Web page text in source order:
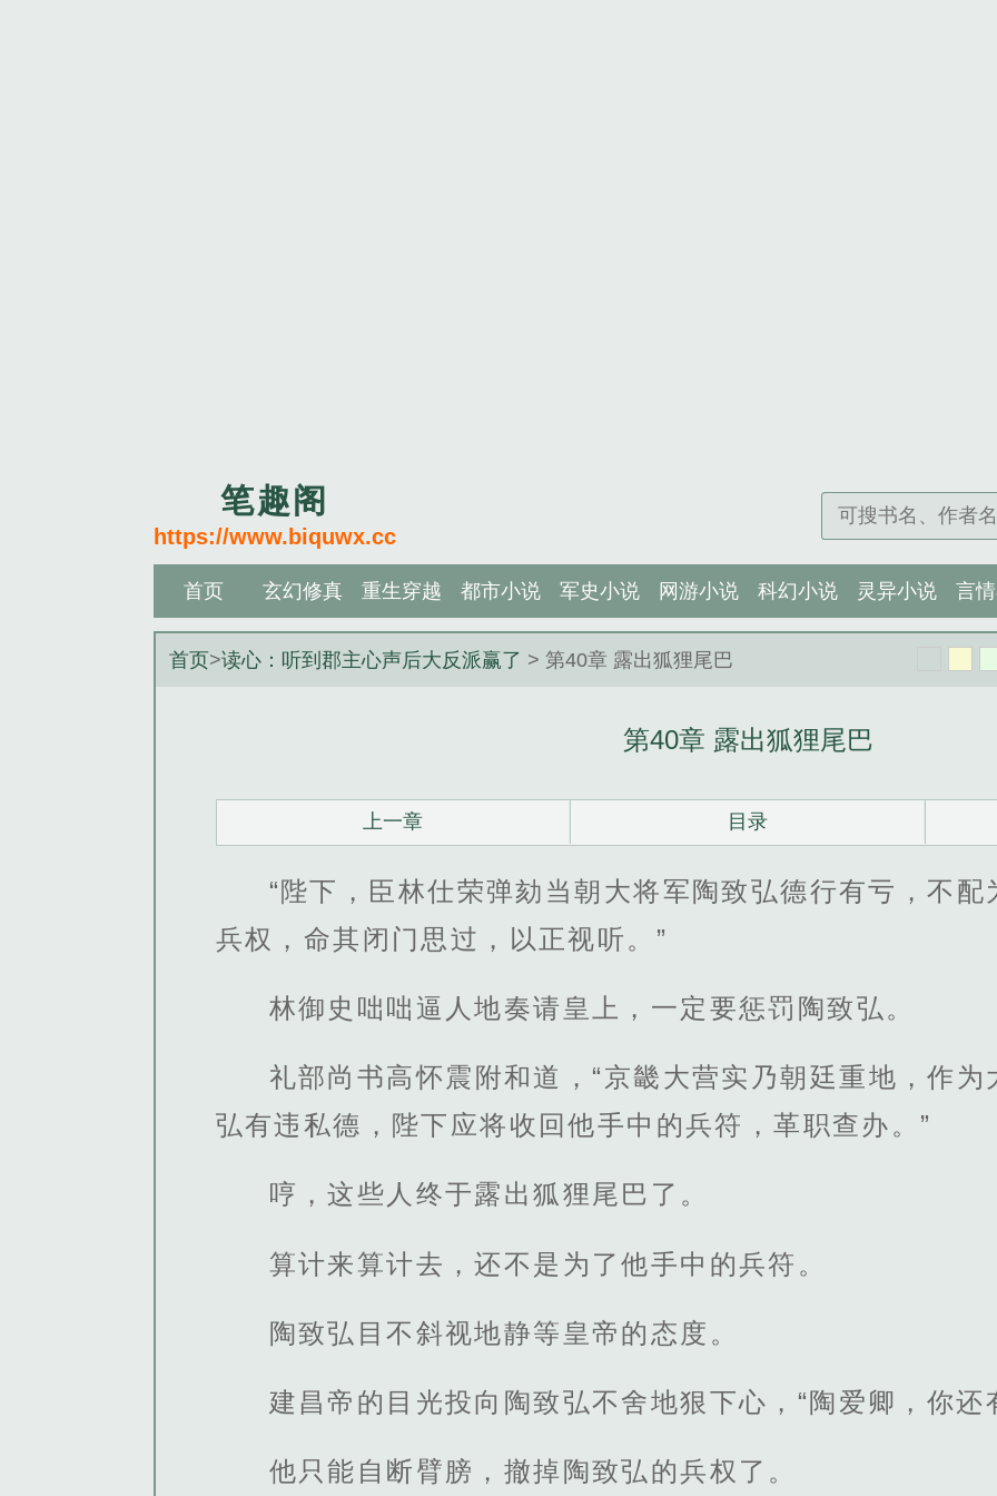
笔趣阁
https://www.biquwx.cc
首页 玄幻修真 重生穿越 都市小说 军史小说 网游小说 科幻小说 灵异小说 言
首页>读心：听到郡主心声后大反派赢了 > 第40章 露出狐狸尾巴
第40章 露出狐狸尾巴
上一章 目录
“陛下，臣林仕荣弹劾当朝大将军陶致弘德行有亏，不
兵权，命其闭门思过，以正视听。”
林御史咄咄逼人地奏请皇上，一定要惩罚陶致弘。
礼部尚书高怀震附和道，“京畿大营实乃朝廷重地，作
弘有违私德，陛下应将收回他手中的兵符，革职查办。”
哼，这些人终于露出狐狸尾巴了。
算计来算计去，还不是为了他手中的兵符。
陶致弘目不斜视地静等皇帝的态度。
建昌帝的目光投向陶致弘不舍地狠下心，“陶爱卿，你还
他只能自断臂膀，撤掉陶致弘的兵权了。